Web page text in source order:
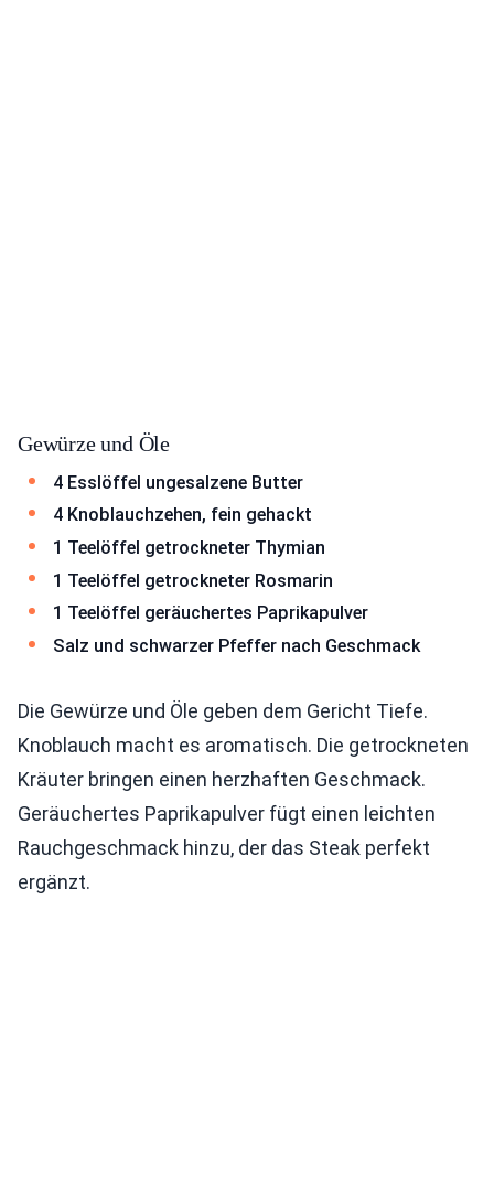
Gewürze und Öle
4 Esslöffel ungesalzene Butter
4 Knoblauchzehen, fein gehackt
1 Teelöffel getrockneter Thymian
1 Teelöffel getrockneter Rosmarin
1 Teelöffel geräuchertes Paprikapulver
Salz und schwarzer Pfeffer nach Geschmack
Die Gewürze und Öle geben dem Gericht Tiefe.
Knoblauch macht es aromatisch. Die getrockneten
Kräuter bringen einen herzhaften Geschmack.
Geräuchertes Paprikapulver fügt einen leichten
Rauchgeschmack hinzu, der das Steak perfekt
ergänzt.